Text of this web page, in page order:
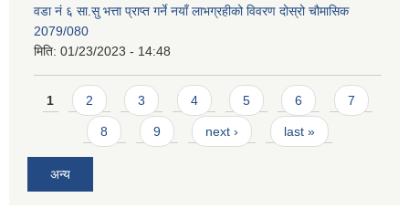
वडा नं ६ सा.सु भत्ता प्राप्त गर्ने नयाँ लाभग्रहीको विवरण दोस्रो चौमासिक
2079/080
मिति: 01/23/2023 - 14:48
Pages
1 2 3 4 5 6 7
8 9 next › last »
अन्य